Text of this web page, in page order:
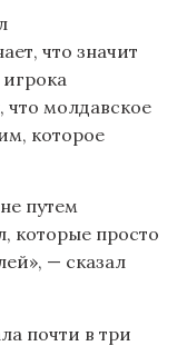
что значит
что молдавское
которое
путем
которые просто
— сказал
почти в три